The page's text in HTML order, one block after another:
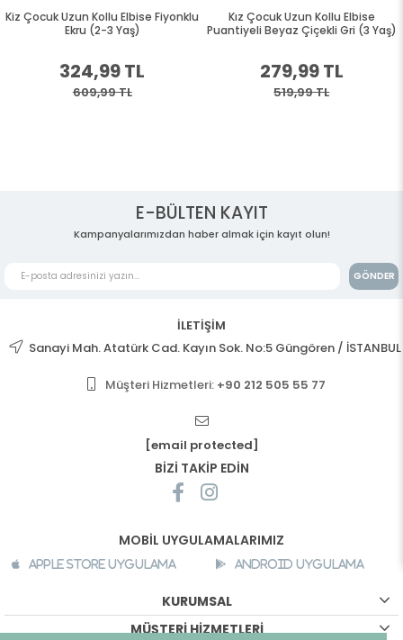
Kiz Çocuk Uzun Kollu Elbise Fiyonklu
Ekru (2-3 Yaş)
324,99 TL
609,99 TL
Kız Çocuk Uzun Kollu Elbise
Puantiyeli Beyaz Çiçekli Gri (3 Yaş)
279,99 TL
519,99 TL
E-BÜLTEN KAYIT
Kampanyalarımızdan haber almak için kayıt olun!
GÖNDER
İLETİŞİM
Sanayi Mah. Atatürk Cad. Kayın Sok. No:5 Güngören / İSTANBUL
Müşteri Hizmetleri: +90 212 505 55 77
[email protected]
BİZİ TAKİP EDİN
MOBİL UYGULAMALARIMIZ
Apple Store Uygulama Android Uygulama
KURUMSAL
MÜŞTERİ HİZMETLERİ